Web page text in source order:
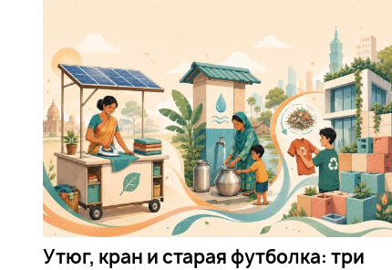
Утюг, кран и старая футболка: три